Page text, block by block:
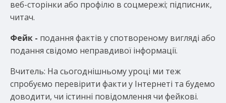
веб-сторінки або профілю в соцмережі; підписник,
читач.
Фейк - подання фактів у спотвореному вигляді або
подання свідомо неправдивої інформації.
Вчитель: На сьогоднішньому уроці ми теж
спробуємо перевірити факти у Інтернеті та будемо
доводити, чи істинні повідомлення чи фейкові.